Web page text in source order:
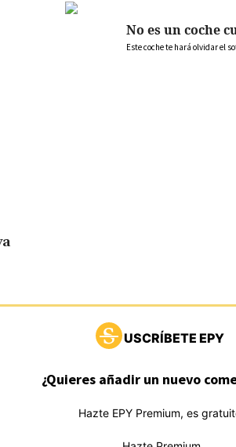
No es un coche
Este coche te hará olvidar el
USCRÍBETE EPY
¿Quieres añadir un nuevo
Hazte EPY Premium, es